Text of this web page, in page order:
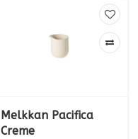
Melkkan Pacifica
Creme